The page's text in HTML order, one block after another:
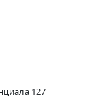
127